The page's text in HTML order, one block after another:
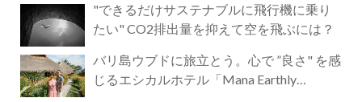
"できるだけサステナブルに飛行機に乗り
たい" CO2排出量を抑えて空を飛ぶには？
バリ島ウブドに旅立とう。心で ”良さ" を感
じるエシカルホテル「Mana Earthly